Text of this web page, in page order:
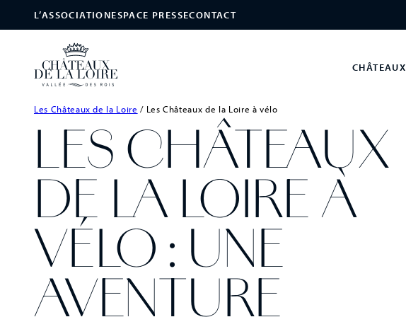
L’ASSOCIATIONESPACE PRESSECONTACT
CHÂTEAUX
Les Châteaux de la Loire / Les Châteaux de la Loire à vélo
LES CHÂTEAUX
DE LA LOIRE À
VÉLO : UNE
AVENTURE